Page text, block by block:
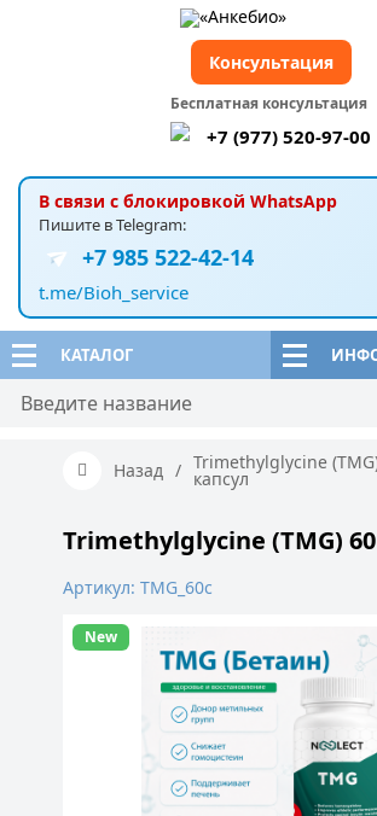
КАТАЛОГ
В связи с блокировкой WhatsApp
Пишите в Telegram:
+7 985 522-42-14
t.me/Bioh_service
Бесплатная консультация
+7 (977) 520-97-00
Консультация
Назад / Trimethylglycine
капсул
Trimethylglycine (TMG)
Артикул: TMG_60c
New